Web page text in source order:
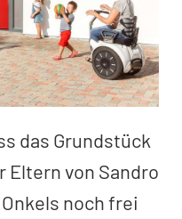
das Grundstück
Eltern von Sandro
noch frei